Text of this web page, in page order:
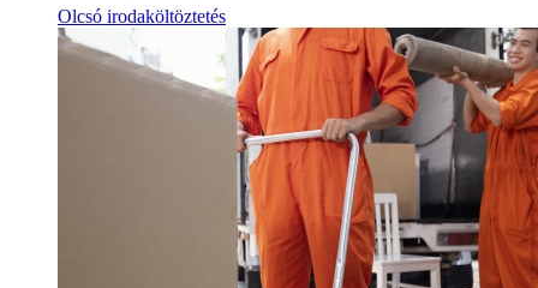
Olcsó irodaköltöztetés